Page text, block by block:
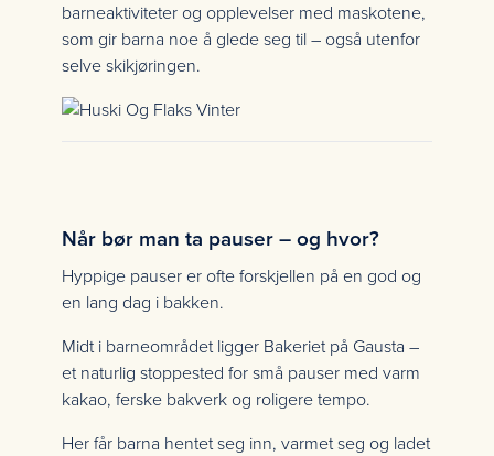
barneaktiviteter og opplevelser med maskotene,
som gir barna noe å glede seg til – også utenfor
selve skikjøringen.
Når bør man ta pauser – og hvor?
Hyppige pauser er ofte forskjellen på en god og
en lang dag i bakken.
Midt i barneområdet ligger Bakeriet på Gausta –
et naturlig stoppested for små pauser med varm
kakao, ferske bakverk og roligere tempo.
Her får barna hentet seg inn, varmet seg og ladet